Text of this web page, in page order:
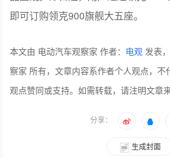
观点赞同或支持。如需转载，请注明文章来
生成封面
上一篇：追觅造车：一个村娃的吞天之梦